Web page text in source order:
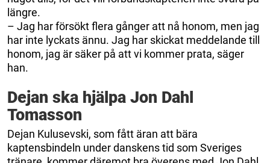
längre.
– Jag har försökt flera gånger att nå honom, men jag
har inte lyckats ännu. Jag har skickat meddelande till
honom, jag är säker på att vi kommer prata, säger
han.
Dejan ska hjälpa Jon Dahl
Tomasson
Dejan Kulusevski, som fått äran att bära
kaptensbindeln under danskens tid som Sveriges